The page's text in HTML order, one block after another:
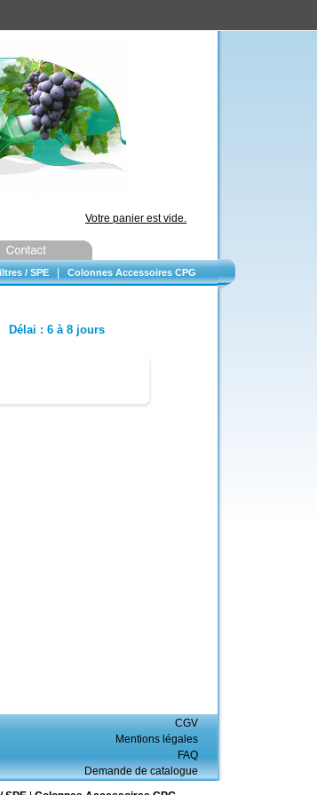
Votre panier est vide.
/ SPE Colonnes Accessoires CPG
Délai : 6 à 8 jours
CGV
Mentions légales
FAQ
Demande de catalogue